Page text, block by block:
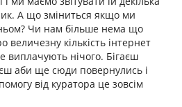
А що зміниться якщо ми
Чи нам більше нема що
кількість інтернет
виплачують нічого. Бігаєш
аби ще сюди повернулись і
від куратора це зовсім